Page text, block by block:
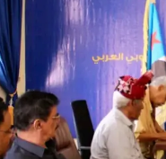
بن لسود: الفارق بين
العقيدة القتالية